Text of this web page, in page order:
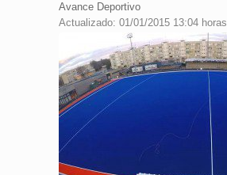
Avance Deportivo
Actualizado: 01/01/2015 13:04 horas